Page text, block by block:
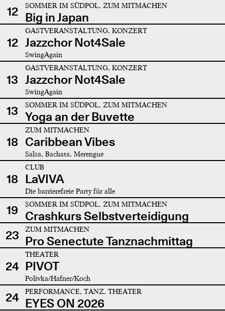
12
SOMMER IM SÜDPOL, ZUM MITMACHEN
Big in Japan
12
GASTVERANSTALTUNG, KONZERT
Jazzchor Not4Sale
SwingAgain
13
GASTVERANSTALTUNG, KONZERT
Jazzchor Not4Sale
SwingAgain
13 SOMMER IM SÜDPOL, ZUM MITMACHEN
Yoga an der Buvette
18
ZUM MITMACHEN
Caribbean Vibes
Salsa, Bachata, Merengue
18
CLUB
LaVIVA
Die barrierefreie Party für alle
19 SOMMER IM SÜDPOL, ZUM MITMACHEN
Crashkurs Selbstverteidigung
23
ZUM MITMACHEN
Pro Senectute Tanznachmittag
24
THEATER
PIVOT
Polivka/Hafner/Koch
24 PERFORMANCE, TANZ, THEATER
EYES ON 2026